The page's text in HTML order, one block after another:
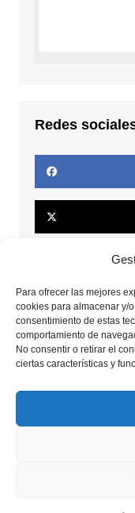
Para ofrecer las mejores
cookies para almacenar y/
consentimiento de estas
comportamiento de
No consentir o retirar el
ciertas características y
Redes
Copyrights © 2025.